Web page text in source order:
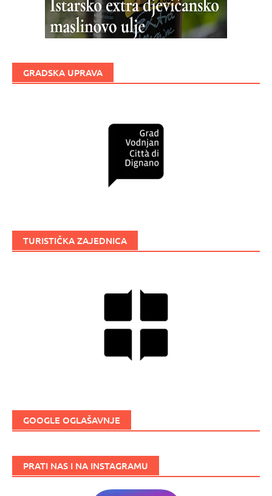
GRADSKA UPRAVA
TURISTIČKA ZAJEDNICA
GOOGLE OGLAŠAVNJE
PRATI NAS I NA INSTAGRAMU